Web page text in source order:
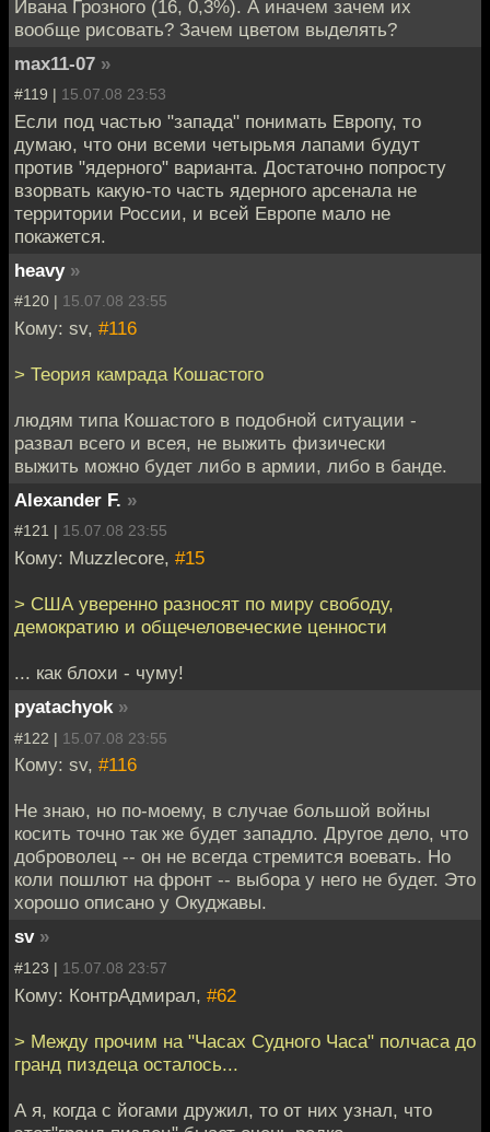
Ивана Грозного (16, 0,3%). А иначем зачем их
вообще рисовать? Зачем цветом выделять?
max11-07 »
#119 | 15.07.08 23:53
Если под частью "запада" понимать Европу, то
думаю, что они всеми четырьмя лапами будут
против "ядерного" варианта. Достаточно попросту
взорвать какую-то часть ядерного арсенала не
территории России, и всей Европе мало не
покажется.
heavy »
#120 | 15.07.08 23:55
Кому: sv, #116
> Теория камрада Кошастого
людям типа Кошастого в подобной ситуации -
развал всего и всея, не выжить физически
выжить можно будет либо в армии, либо в банде.
Alexander F. »
#121 | 15.07.08 23:55
Кому: Muzzlecore, #15
> США уверенно разносят по миру свободу,
демократию и общечеловеческие ценности
... как блохи - чуму!
pyatachyok »
#122 | 15.07.08 23:55
Кому: sv, #116
Не знаю, но по-моему, в случае большой войны
косить точно так же будет западло. Другое дело, что
доброволец -- он не всегда стремится воевать. Но
коли пошлют на фронт -- выбора у него не будет. Это
хорошо описано у Окуджавы.
sv »
#123 | 15.07.08 23:57
Кому: КонтрАдмирал, #62
> Между прочим на "Часах Судного Часа" полчаса до
гранд пиздеца осталось...
А я, когда с йогами дружил, то от них узнал, что